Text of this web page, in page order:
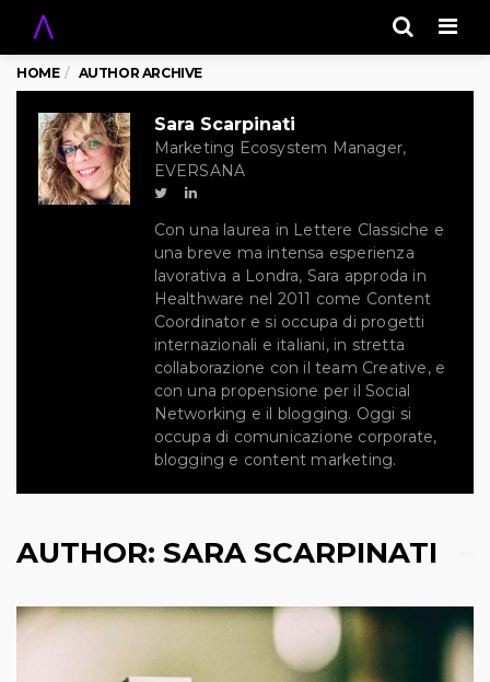
HOME AUTHOR ARCHIVE
Sara Scarpinati
Marketing Ecosystem Manager,
EVERSANA
Con una laurea in Lettere Classiche e
una breve ma intensa esperienza
lavorativa a Londra, Sara approda in
Healthware nel 2011 come Content
Coordinator e si occupa di progetti
internazionali e italiani, in stretta
collaborazione con il team Creative, e
con una propensione per il Social
Networking e il blogging. Oggi si
occupa di comunicazione corporate,
blogging e content marketing.
AUTHOR: SARA SCARPINATI